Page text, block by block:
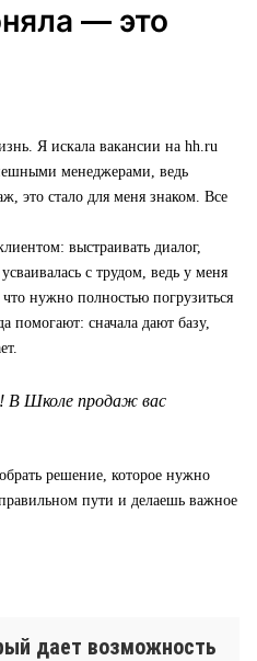
— это
Я искала вакансии на hh.ru
менеджерами, ведь
это стало для меня знаком. Все
выстраивать диалог,
с трудом, ведь у меня
нужно полностью погрузиться
помогают: сначала дают базу,
В Школе продаж вас
решение, которое нужно
пути и делаешь важное
дает возможность